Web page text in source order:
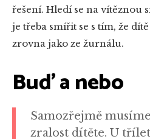
řešení. Hledí se na vítěznou
je třeba smířit se s tím, že
zrovna jako ze žurnálu.
Buď a nebo
Samozřejmě
zralost dítěte. U